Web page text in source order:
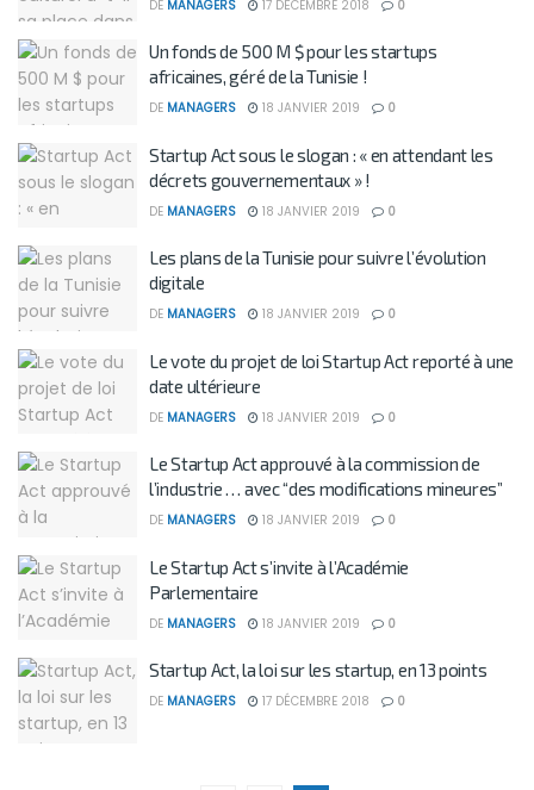
DE MANAGERS 17 DÉCEMBRE 2018 0
Un fonds de 500 M $ pour les startups
africaines, géré de la Tunisie !
DE MANAGERS 18 JANVIER 2019 0
Startup Act sous le slogan : « en attendant les
décrets gouvernementaux » !
DE MANAGERS 18 JANVIER 2019 0
Les plans de la Tunisie pour suivre l’évolution
digitale
DE MANAGERS 18 JANVIER 2019 0
Le vote du projet de loi Startup Act reporté à une
date ultérieure
DE MANAGERS 18 JANVIER 2019 0
Le Startup Act approuvé à la commission de
l’industrie … avec “des modifications mineures”
DE MANAGERS 18 JANVIER 2019 0
Le Startup Act s’invite à l’Académie
Parlementaire
DE MANAGERS 18 JANVIER 2019 0
Startup Act, la loi sur les startup, en 13 points
DE MANAGERS 17 DÉCEMBRE 2018 0